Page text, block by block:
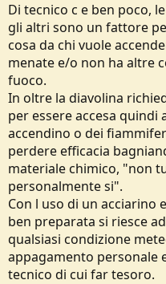
Di tecnico c e ben poco,
gli altri sono un fattore
cosa da chi vuole
menate e/o non ha altre
fuoco.
In oltre la diavolina
per essere accesa
accendino o dei
perdere efficacia
materiale chimico, "non
personalmente si".
Con l uso di un acciarino
ben preparata si riesce
qualsiasi condizione
appagamento personale
tecnico di cui far tesoro.